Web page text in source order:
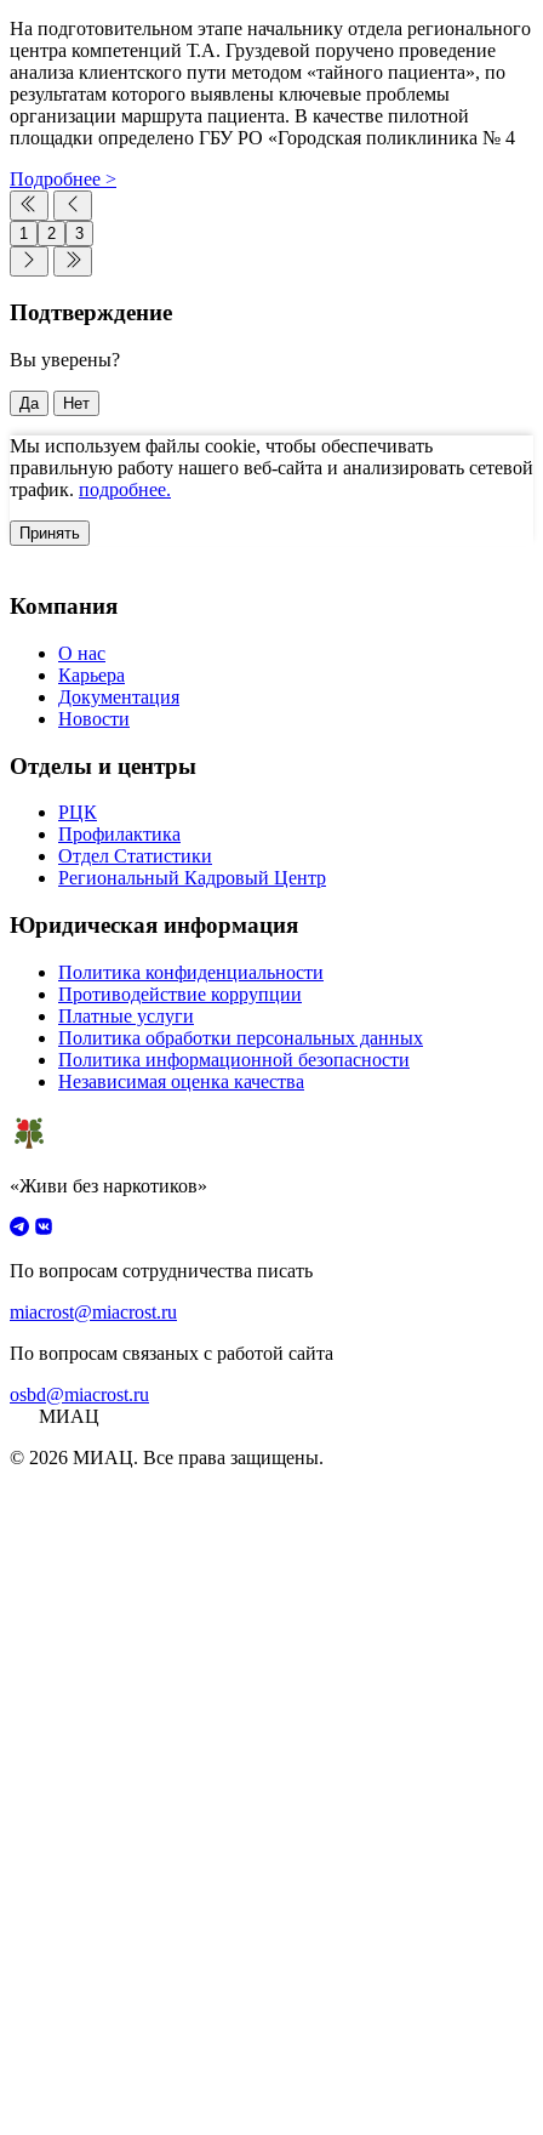
На подготовительном этапе начальнику отдела регионального
центра компетенций Т.А. Груздевой поручено проведение
анализа клиентского пути методом «тайного пациента», по
результатам которого выявлены ключевые проблемы
организации маршрута пациента. В качестве пилотной
площадки определено ГБУ РО «Городская поликлиника № 4
Подробнее >
1 2 3
Подтверждение
Вы уверены?
Да Нет
Мы используем файлы cookie, чтобы обеспечивать
правильную работу нашего веб-сайта и анализировать сетевой
трафик. подробнее.
Принять
Компания
О нас
Карьера
Документация
Новости
Отделы и центры
РЦК
Профилактика
Отдел Статистики
Региональный Кадровый Центр
Юридическая информация
Политика конфиденциальности
Противодействие коррупции
Платные услуги
Политика обработки персональных данных
Политика информационной безопасности
Независимая оценка качества
«Живи без наркотиков»
По вопросам сотрудничества писать
miacrost@miacrost.ru
По вопросам связаных с работой сайта
osbd@miacrost.ru
МИАЦ
© 2026 МИАЦ. Все права защищены.